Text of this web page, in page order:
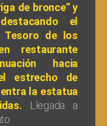
de bronce” y
el
Tesoro de los
restaurante
hacia
estrecho de
la estatua
Llegada a